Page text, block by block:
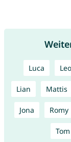
Luca Leo
Lian Mattis
Jona Romy
Tom